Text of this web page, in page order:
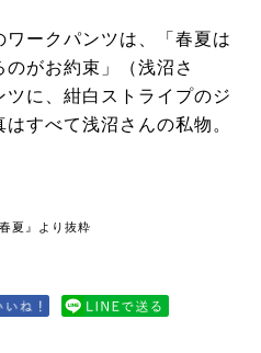
ークパンツは、「春夏は
がお約束」（浅沼さ
に、紺白ストライプのジ
すべて浅沼さんの私物。
夏』より抜粋